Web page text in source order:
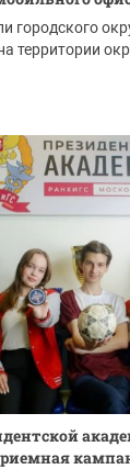
городского
территории